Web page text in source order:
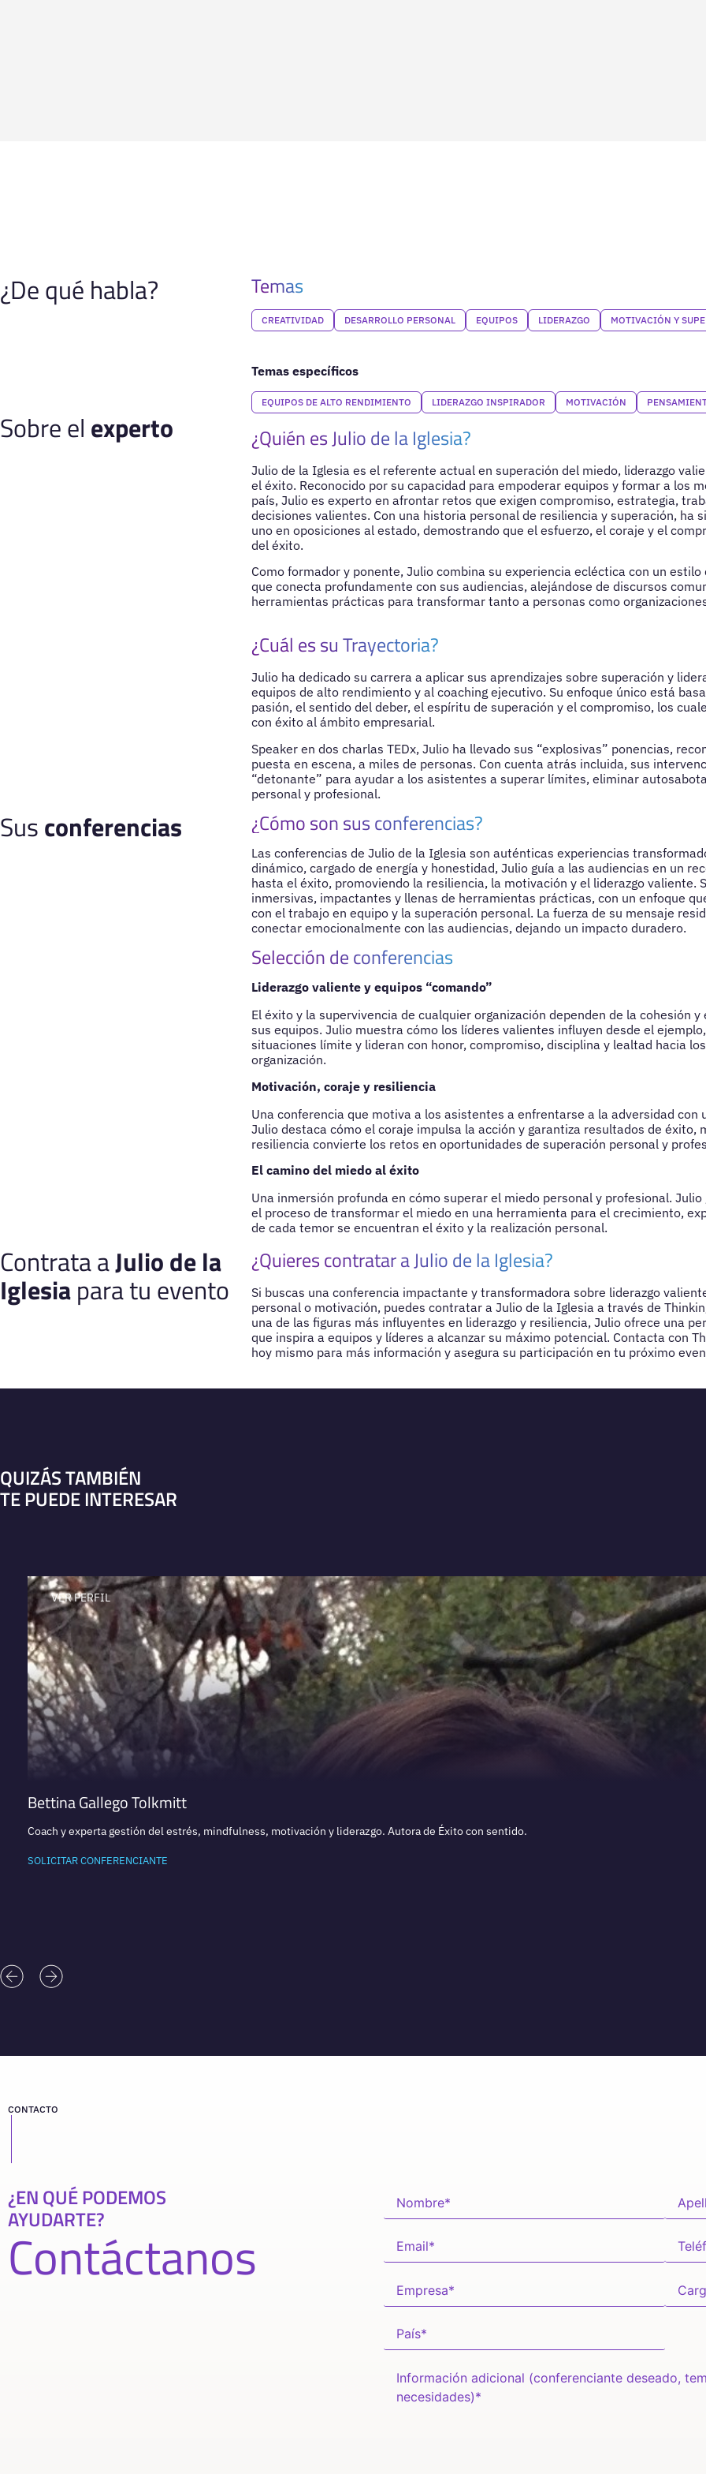
¿De qué habla? Temas
CREATIVIDAD DESARROLLO PERSONAL EQUIPOS LIDERAZGO MOTIVACIÓN Y
Temas específicos
EQUIPOS DE ALTO RENDIMIENTO LIDERAZGO INSPIRADOR MOTIVACIÓN
Sobre el experto ¿Quién es Julio de la Iglesia?
Julio de la Iglesia es el referente actual en superación del miedo, liderazgo
el éxito. Reconocido por su capacidad para empoderar equipos y formar a los
país, Julio es experto en afrontar retos que exigen compromiso, estrategia,
decisiones valientes. Con una historia personal de resiliencia y superación, ha
uno en oposiciones al estado, demostrando que el esfuerzo, el coraje y el
del éxito.
Como formador y ponente, Julio combina su experiencia ecléctica con un
que conecta profundamente con sus audiencias, alejándose de discursos
herramientas prácticas para transformar tanto a personas como
¿Cuál es su Trayectoria?
Julio ha dedicado su carrera a aplicar sus aprendizajes sobre superación y
equipos de alto rendimiento y al coaching ejecutivo. Su enfoque único está
pasión, el sentido del deber, el espíritu de superación y el compromiso, los
con éxito al ámbito empresarial.
Speaker en dos charlas TEDx, Julio ha llevado sus “explosivas” ponencias,
puesta en escena, a miles de personas. Con cuenta atrás incluida, sus
“detonante” para ayudar a los asistentes a superar límites, eliminar
personal y profesional.
Susconferencias ¿Cómo son sus conferencias?
Las conferencias de Julio de la Iglesia son auténticas experiencias
dinámico, cargado de energía y honestidad, Julio guía a las audiencias en un
hasta el éxito, promoviendo la resiliencia, la motivación y el liderazgo valiente.
inmersivas, impactantes y llenas de herramientas prácticas, con un enfoque
con el trabajo en equipo y la superación personal. La fuerza de su mensaje
conectar emocionalmente con las audiencias, dejando un impacto duradero.
Selección de conferencias
Liderazgo valiente y equipos “comando”
El éxito y la supervivencia de cualquier organización dependen de la cohesión
sus equipos. Julio muestra cómo los líderes valientes influyen desde el
situaciones límite y lideran con honor, compromiso, disciplina y lealtad hacia
organización.
Motivación, coraje y resiliencia
Una conferencia que motiva a los asistentes a enfrentarse a la adversidad con
Julio destaca cómo el coraje impulsa la acción y garantiza resultados de éxito,
resiliencia convierte los retos en oportunidades de superación personal y
El camino del miedo al éxito
Una inmersión profunda en cómo superar el miedo personal y profesional. Julio
el proceso de transformar el miedo en una herramienta para el crecimiento,
de cada temor se encuentran el éxito y la realización personal.
Contrata aJulio de la
Iglesiapara tu evento
¿Quieres contratar a Julio de la Iglesia?
Si buscas una conferencia impactante y transformadora sobre liderazgo
personal o motivación, puedes contratar a Julio de la Iglesia a través de
una de las figuras más influyentes en liderazgo y resiliencia, Julio ofrece una
que inspira a equipos y líderes a alcanzar su máximo potencial. Contacta con
hoy mismo para más información y asegura su participación en tu próximo
QUIZÁS TAMBIÉN
TE PUEDE INTERESAR
VER PERFIL
Bettina Gallego Tolkmitt
Coach y experta gestión del estrés, mindfulness, motivación y liderazgo. Autora de Éxito con sentido.
SOLICITAR CONFERENCIANTE
CONTACTO
¿EN QUÉ PODEMOS
AYUDARTE?
Contáctanos